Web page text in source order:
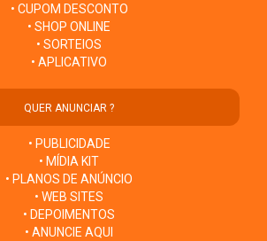
• CUPOM DESCONTO
• SHOP ONLINE
• SORTEIOS
• APLICATIVO
QUER ANUNCIAR ?
• PUBLICIDADE
• MÍDIA KIT
• PLANOS DE ANÚNCIO
• WEB SITES
• DEPOIMENTOS
• ANUNCIE AQUI